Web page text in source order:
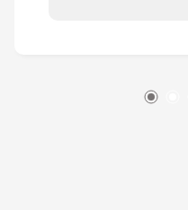
sofisticação e